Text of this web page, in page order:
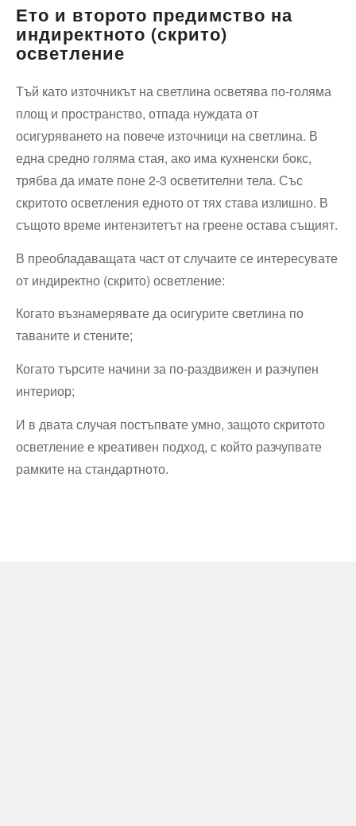
Ето и второто предимство на
индиректното (скрито)
осветление
Тъй като източникът на светлина осветява по-голяма
площ и пространство, отпада нуждата от
осигуряването на повече източници на светлина. В
една средно голяма стая, ако има кухненски бокс,
трябва да имате поне 2-3 осветителни тела. Със
скритото осветления едното от тях става излишно. В
същото време интензитетът на греене остава същият.
В преобладаващата част от случаите се интересувате
от индиректно (скрито) осветление:
Когато възнамерявате да осигурите светлина по
таваните и стените;
Когато търсите начини за по-раздвижен и разчупен
интериор;
И в двата случая постъпвате умно, защото скритото
осветление е креативен подход, с който разчупвате
рамките на стандартното.